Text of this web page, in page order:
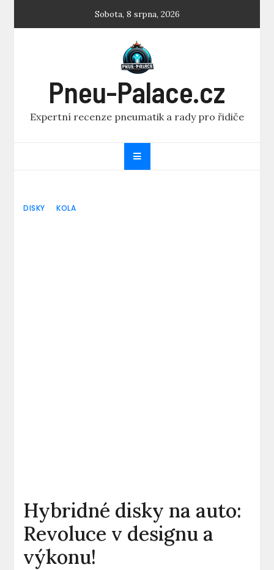
Sobota, 8 srpna, 2026
Pneu-Palace.cz
Expertní recenze pneumatik a rady pro řidiče
DISKY KOLA
Hybridné disky na auto:
Revoluce v designu a
výkonu!